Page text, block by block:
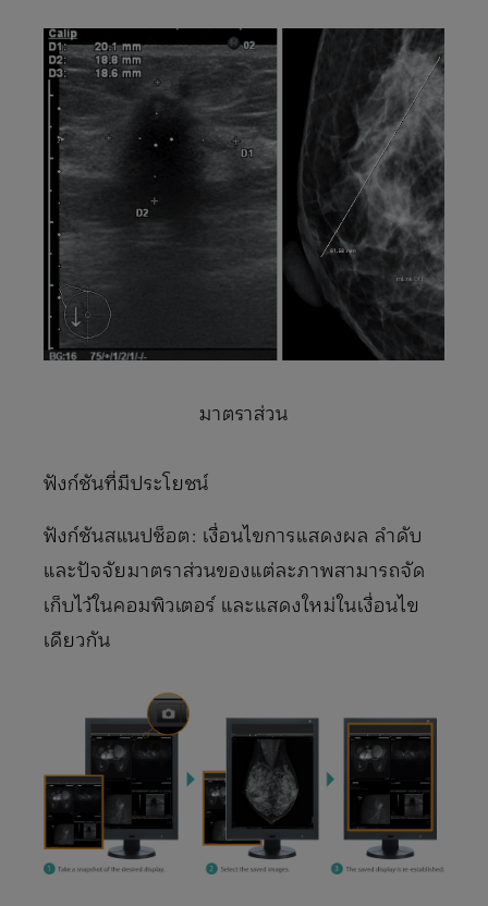
มาตราส่วน
ฟังก์ชันที่มีประโยชน์
ฟังก์ชันสแนปช็อต: เงื่อนไขการแสดงผล ลําดับ
และปัจจัยมาตราส่วนของแต่ละภาพสามารถจัด
เก็บไว้ในคอมพิวเตอร์ และแสดงใหม่ในเงื่อนไข
เดียวกัน